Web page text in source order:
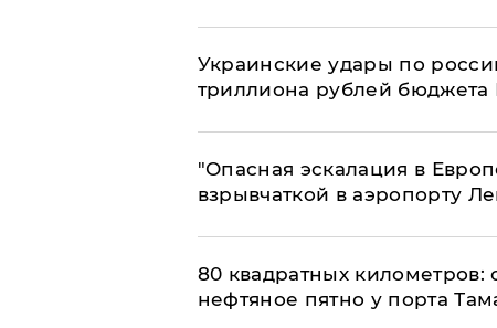
Украинские удары по
триллиона рублей бюджета
"Опасная эскалация в
взрывчаткой в аэропорту
80 квадратных километров:
нефтяное пятно у порта